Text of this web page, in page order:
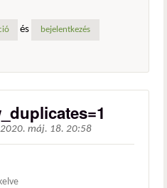
és bejelentkezés
2020. máj. 18. 20:58